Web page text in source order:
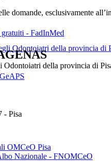
- FadInMed
OMCeO Pisa
Nazionale - FNOMCeO
domande, esclusivamente
della provincia di
- Pisa